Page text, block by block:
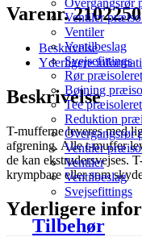
Ventiler
Ventiler
Ventilbeslag
Svejsefittings
Rør
Bøjning
Tee
Reduktion
Overgangsrør
Ventiler
Ventiler
Ventilbeslag
Svejsefittings
Tilbehør
Varenr.
Beskrivelse
Yderligere
Beskrivelse
T-mufferne leveres med
afgrening. Alle t-muffer
de kan ekstrudersvejses.
krympbare eller som
Yderligere